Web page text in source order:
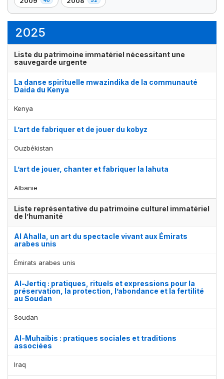
élément(s)
élément(s)
,
40
,
52
2025
Liste du patrimoine immatériel nécessitant une
sauvegarde urgente
La danse spirituelle mwazindika de la communauté
Daida du Kenya
Kenya
L’art de fabriquer et de jouer du kobyz
Ouzbékistan
L’art de jouer, chanter et fabriquer la lahuta
Albanie
Liste représentative du patrimoine culturel immatériel
de l’humanité
Al Ahalla, un art du spectacle vivant aux Émirats
arabes unis
Émirats arabes unis
Al-Jertiq : pratiques, rituels et expressions pour la
préservation, la protection, l’abondance et la fertilité
au Soudan
Soudan
Al-Muhaibis : pratiques sociales et traditions
associées
Iraq